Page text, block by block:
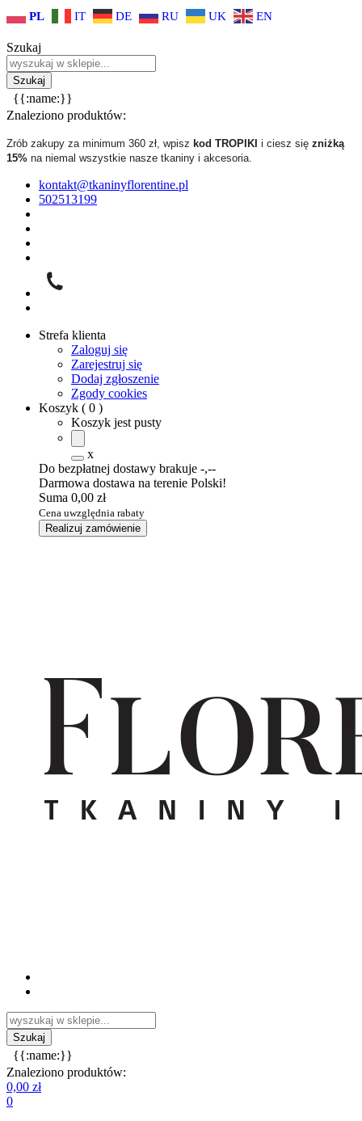
PL IT DE RU UK EN
Szukaj
{{:name:}}
Znaleziono produktów:
Zrób zakupy za minimum 360 zł, wpisz kod TROPIKI i ciesz się zniżką
15% na niemal wszystkie nasze tkaniny i akcesoria.
kontakt@tkaninyflorentine.pl
502513199
Strefa klienta
Zaloguj się
Zarejestruj się
Dodaj zgłoszenie
Zgody cookies
Koszyk ( 0 )
Koszyk jest pusty
x
Do bezpłatnej dostawy brakuje -,--
Darmowa dostawa na terenie Polski!
Suma 0,00 zł
Cena uwzględnia rabaty
Realizuj zamówienie
{{:name:}}
Znaleziono produktów:
0,00 zł
0